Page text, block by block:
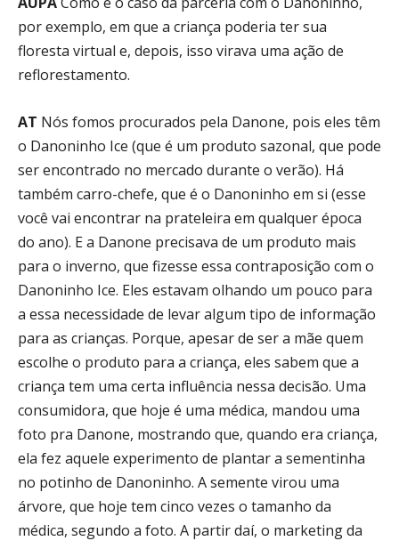
por exemplo, em que a criança poderia ter sua
floresta virtual e, depois, isso virava uma ação de
reflorestamento.
AT Nós fomos procurados pela Danone, pois eles têm
o Danoninho Ice (que é um produto sazonal, que pode
ser encontrado no mercado durante o verão). Há
também carro-chefe, que é o Danoninho em si (esse
você vai encontrar na prateleira em qualquer época
do ano). E a Danone precisava de um produto mais
para o inverno, que fizesse essa contraposição com o
Danoninho Ice. Eles estavam olhando um pouco para
a essa necessidade de levar algum tipo de informação
para as crianças. Porque, apesar de ser a mãe quem
escolhe o produto para a criança, eles sabem que a
criança tem uma certa influência nessa decisão. Uma
consumidora, que hoje é uma médica, mandou uma
foto pra Danone, mostrando que, quando era criança,
ela fez aquele experimento de plantar a sementinha
no potinho de Danoninho. A semente virou uma
árvore, que hoje tem cinco vezes o tamanho da
médica, segundo a foto. A partir daí, o marketing da